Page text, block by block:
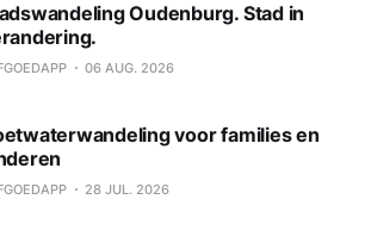
Oudenburg. Stad in
06 AUG. 2026
voor families en
28 JUL. 2026